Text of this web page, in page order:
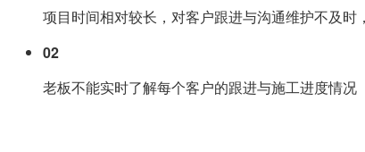
项目时间相对较长，对客户跟进与沟通维护不及时
02
老板不能实时了解每个客户的跟进与施工进度情况